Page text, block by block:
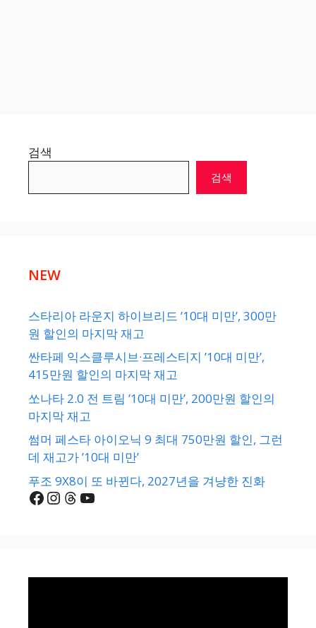
검색
검색
NEW
스타리아 라운지 하이브리드 ’10대 미만’, 300만
원 할인의 마지막 재고
싼타페 익스클루시브·프레스티지 ’10대 미만’,
415만원 할인의 마지막 재고
쏘나타 2.0 전 트림 ’10대 미만’, 200만원 할인의
마지막 재고
썸머 페스타 아이오닉 9 최대 750만원 할인, 그런
데 재고가 ’10대 미만’
푸조 9X8이 또 바뀐다, 2027년을 겨냥한 진화
Facebook
Instagram
Threads
YouTube